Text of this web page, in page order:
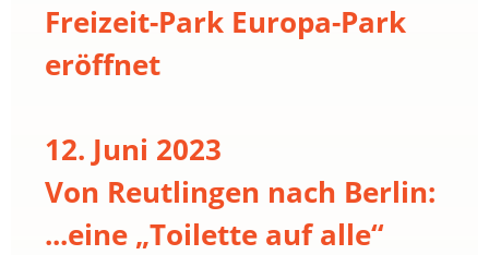
Freizeit-Park Europa-Park
eröffnet
12. Juni 2023
Von Reutlingen nach Berlin:
...eine „Toilette auf alle“